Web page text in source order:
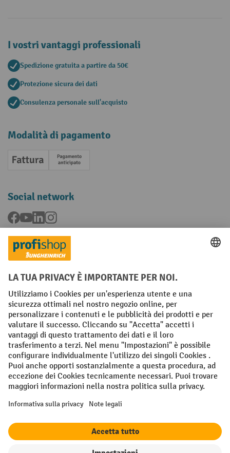
I vostri vantaggi professionali
Spedizione gratuita a partire da 50€
Protezione sicura dei dati
Consulenza personale sull'acquisto
Modalità di pagamento
Fattura Pagamento anticipato
Social network
Facebook
YouTubeLinkedInInstagram
Condizioni Generali di Vendita
Dichiarazione di protezione dei dati Impronta
Impostazioni sulla privacy
All prices excl. VAT plusshipping costsand possible delivery charges,
if not stated otherwise.
¹ Lo sconto è valido fino a esaurimento scorte. Lo sconto non si applica
ai prezzi speciali. Non è possibile la combinazione con altri sconti o
buoni in percentuale. | ² Lo sconto viene concesso una sola volta al
per 10 giorni e può essere riscosso online a partire da un valore netto
categoria di prodotto ed è fino al 10%. Sono esclusi i transpallet
elettrici, i carrelli elevatori elettrici, i carrelli elevatori frontali